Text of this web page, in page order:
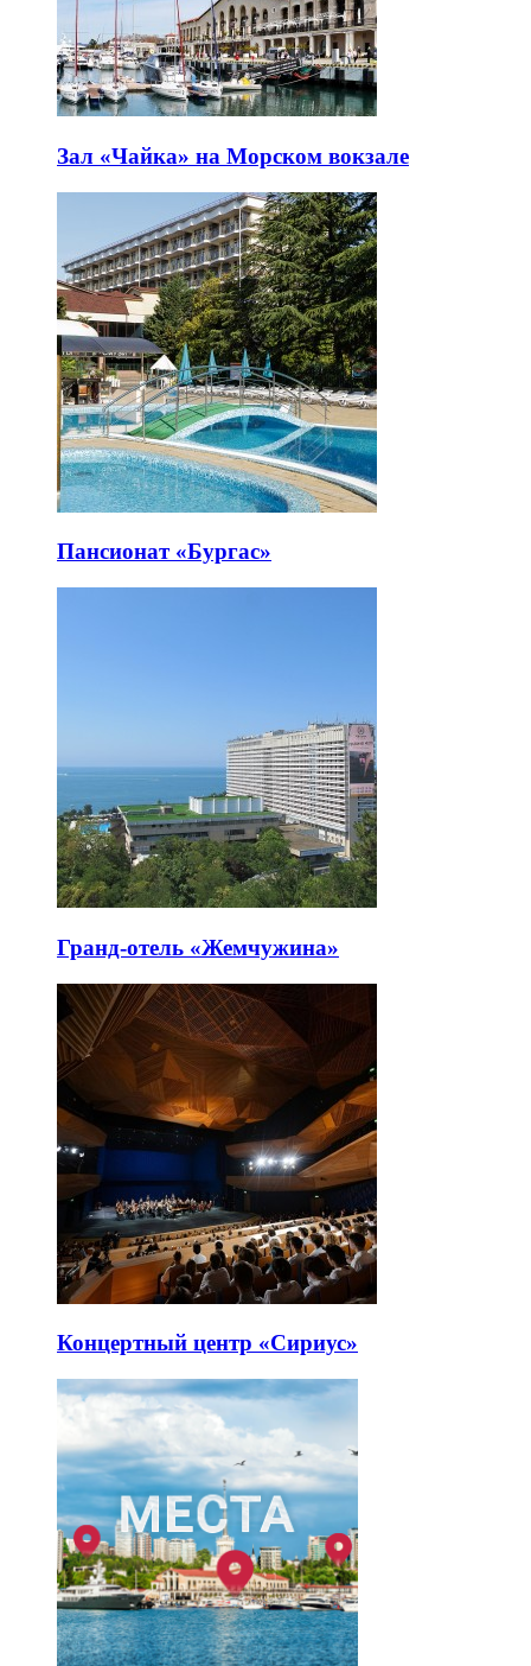
Зал «Чайка» на Морском вокзале
Пансионат «Бургас»
Гранд-отель «Жемчужина»
Концертный центр «Сириус»